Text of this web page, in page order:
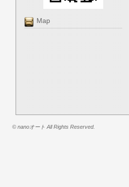
Map
© nanoオート All Rights Reserved.